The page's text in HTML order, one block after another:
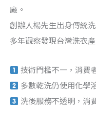
廠。
創辦人楊先生出身傳統洗
多年觀察發現台灣洗衣
技術門檻不一，消費
多數乾洗仍使用化學
洗後服務不透明，消